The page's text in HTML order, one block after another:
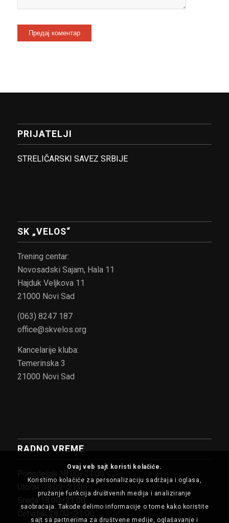
PRIJATELJI
STRELIČARSKI SAVEZ SRBIJE
SK „VELOS“
Trening centar:
Novosadski Sajam, Hala 11
Hajduk Veljkova 11
21000 Novi Sad
(063) 8247 187
office@skvelos.org
Kancelarije kluba:
Temerinska 3
21000 Novi Sad
RADNO VREME
Ovaj veb sajt koristi kolačiće.
Koristimo kolačiće za personalizaciju sadržaja i oglasa,
pružanje funkcija društvenih medija i analiziranje
saobraćaja. Takođe delimo informacije o tome kako koristite
sajt sa partnerima za društvene medije, oglašavanje i